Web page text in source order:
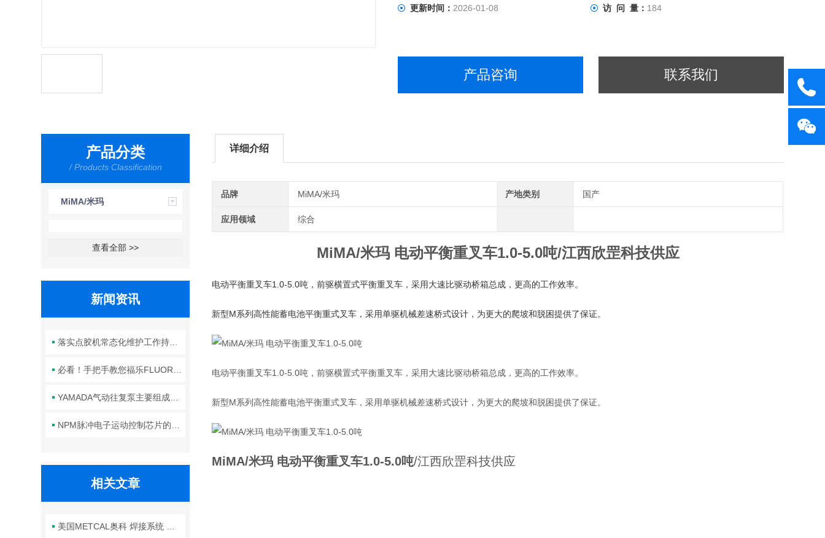
更新时间： 2026-01-08 访 问 量： 184
产品咨询 联系我们
产品分类
/ Products Classification
MiMA/米玛
查看全部 >>
新闻资讯
相关文章
详细介绍
品牌 MiMA/米玛 产地类别 国产
应用领域 综合
MiMA/米玛 电动平衡重叉车1.0-5.0吨/江西欣罡科技供应
电动平衡重叉车1.0-5.0吨，前驱横置式平衡重叉车，采用大速比驱动桥箱总成，更高的工作效率。
新型M系列高性能蓄电池平衡重式叉车，采用单驱机械差速桥式设计，为更大的爬坡和脱困提供了保证。
电动平衡重叉车1.0-5.0吨，前驱横置式平衡重叉车，采用大速比驱动桥箱总成，更高的工作效率。
新型M系列高性能蓄电池平衡重式叉车，采用单驱机械差速桥式设计，为更大的爬坡和脱困提供了保证。
MiMA/米玛 电动平衡重叉车1.0-5.0吨/江西欣罡科技供应